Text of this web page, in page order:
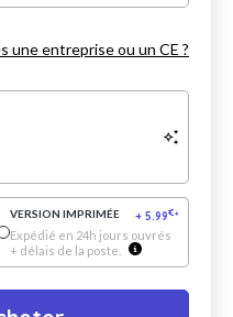
une entreprise ou un CE ?
VERSION IMPRIMÉE + 5.99€*
Expédié en 24h jours ouvrés
+ délais de la poste.